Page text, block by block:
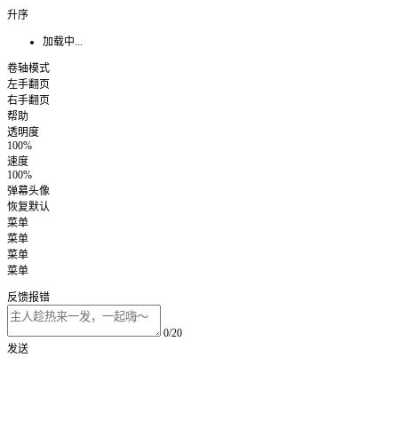
升序
加载中...
卷轴模式
左手翻页
右手翻页
帮助
透明度
100%
速度
100%
弹幕头像
恢复默认
菜单
菜单
菜单
菜单
反馈报错
0/20
发送